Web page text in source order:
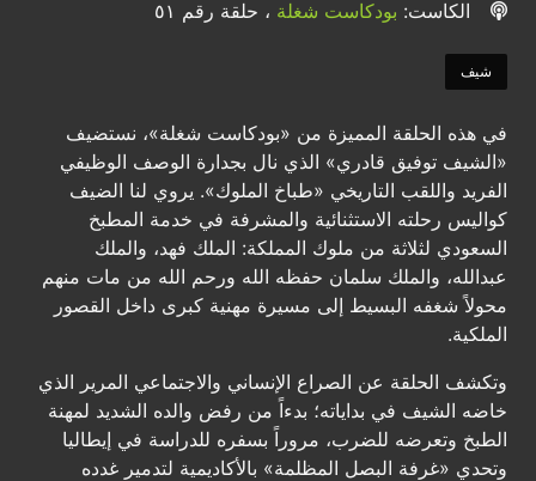
الكاست: بودكاست شغلة ، حلقة رقم ٥١
شيف
في هذه الحلقة المميزة من «بودكاست شغلة»، نستضيف
«الشيف توفيق قادري» الذي نال بجدارة الوصف الوظيفي
الفريد واللقب التاريخي «طباخ الملوك». يروي لنا الضيف
كواليس رحلته الاستثنائية والمشرفة في خدمة المطبخ
السعودي لثلاثة من ملوك المملكة: الملك فهد، والملك
عبدالله، والملك سلمان حفظه الله ورحم الله من مات منهم
محولاً شغفه البسيط إلى مسيرة مهنية كبرى داخل القصور
الملكية.
وتكشف الحلقة عن الصراع الإنساني والاجتماعي المرير الذي
خاضه الشيف في بداياته؛ بدءاً من رفض والده الشديد لمهنة
الطبخ وتعرضه للضرب، مروراً بسفره للدراسة في إيطاليا
وتحدي «غرفة البصل المظلمة» بالأكاديمية لتدمير غدده